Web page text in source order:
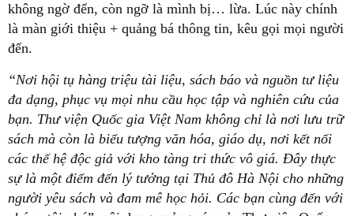
không ngờ đến, còn ngỡ là mình bị… lừa. Lúc này chính
là màn giới thiệu + quảng bá thông tin, kêu gọi mọi người
đến.
“Nơi hội tụ hàng triệu tài liệu, sách báo và nguồn tư liệu
đa dạng, phục vụ mọi nhu cầu học tập và nghiên cứu của
bạn. Thư viện Quốc gia Việt Nam không chỉ là nơi lưu trữ
sách mà còn là biểu tượng văn hóa, giáo dụ, nơi kết nối
các thế hệ độc giả với kho tàng tri thức vô giá. Đây thực
sự là một điểm đến lý tưởng tại Thủ đô Hà Nội cho những
người yêu sách và đam mê học hỏi. Các bạn cùng đến với